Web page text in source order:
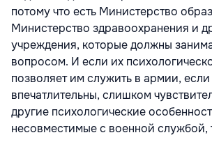
потому что есть Министерство
Министерство здравоохранения и
учреждения, которые должны
вопросом. И если их
позволяет им служить в армии,
впечатлительны, слишком
другие психологические
несовместимые с военной службой,